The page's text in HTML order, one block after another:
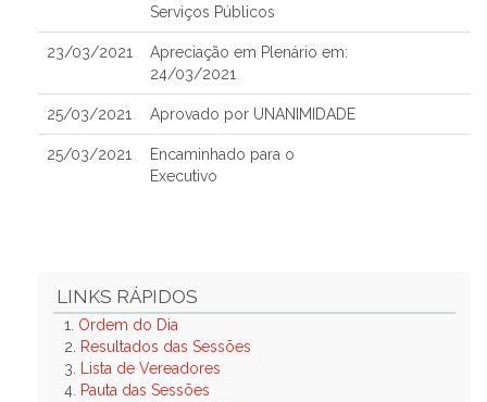
Serviços Públicos
23/03/2021
Apreciação em Plenário em:
24/03/2021
25/03/2021 Aprovado por UNANIMIDADE
25/03/2021
Encaminhado para o
Executivo
LINKS RÁPIDOS
1. Ordem do Dia
2.
Resultados das Sessões
3.
Lista de Vereadores
4. Pauta das Sessões